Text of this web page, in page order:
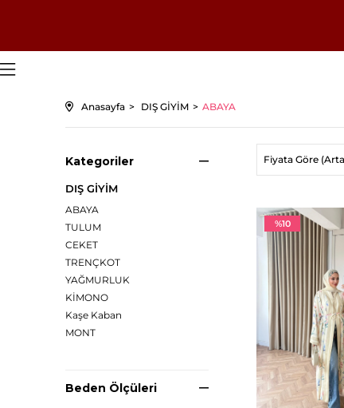
Anasayfa DIŞ GİYİM ABAYA
Kategoriler
DIŞ GİYİM
ABAYA
TULUM
CEKET
TRENÇKOT
YAĞMURLUK
KİMONO
Kaşe Kaban
MONT
Beden Ölçüleri
Fiyata Göre
%10